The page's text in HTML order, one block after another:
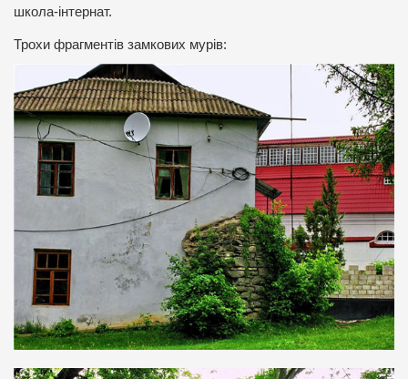
школа-інтернат.
Трохи фрагментів замкових мурів: